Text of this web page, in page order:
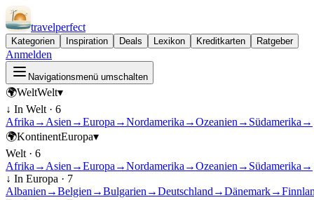
travelperfect
Kategorien Inspiration Deals Lexikon Kreditkarten Ratgeber
Anmelden
Navigationsmenü umschalten
🌍WeltWelt▾
↓ In Welt · 6
Afrika → Asien →Europa →Nordamerika →Ozeanien → Südamerika →
🌍KontinentEuropa▾
Welt · 6
Afrika → Asien →Europa →Nordamerika →Ozeanien → Südamerika →
↓ In Europa · 7
Albanien →Belgien →Bulgarien →Deutschland →Dänemark→